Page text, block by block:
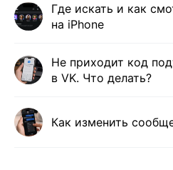
Где искать и как
на iPhone
Не приходит код
в VK. Что делать?
Как изменить